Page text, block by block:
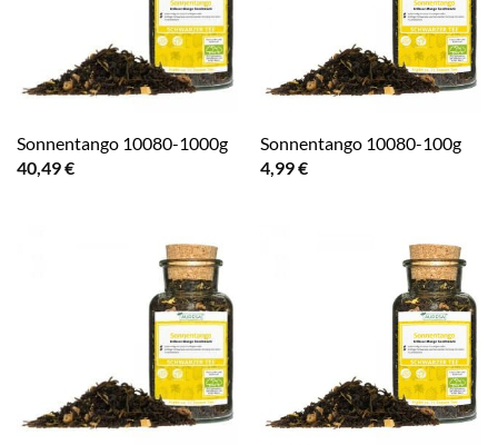
Sonnentango 10080-1000g
40,49€
Sonnentango 10080-100g
4,99€